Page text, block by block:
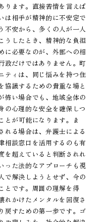
ります。直接苦情を言えば
は相手が精神的に不安定で
不安から、多くの人が一人
うしたとき、精神的な負担
に必要なのが、外部への相
政だけではありません。町
ティは、同じ悩みを持つ住
協議するための貴重な場と
怖い場合でも、地域全体の
の心理的な安全を確保しつ
とが可能になります。ま
れる場合は、弁護士による
相談窓口を活用するのも有
を超えていると判断されれ
った法的なアプローチも視
で解決しようとせず、今の
とです。周囲の理解を得
れかけたメンタルを回復さ
戻すための第一歩です。ゴ